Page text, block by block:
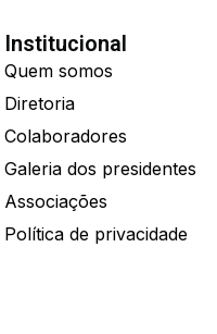
Institucional
Quem somos
Diretoria
Colaboradores
Galeria dos presidentes
Associações
Política de privacidade